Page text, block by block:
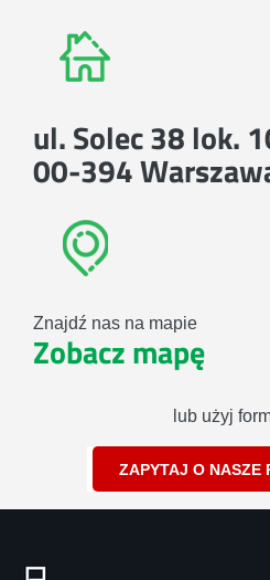
ul. Solec 38 lok.
00-394
Znajdź nas na mapie
Zobacz mapę
lub użyj
ZAPYTAJ O NASZE